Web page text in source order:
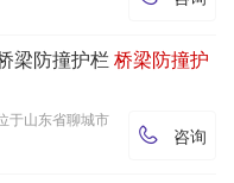
梁防撞护栏 桥梁防撞护
 咨询
于山东省聊城市